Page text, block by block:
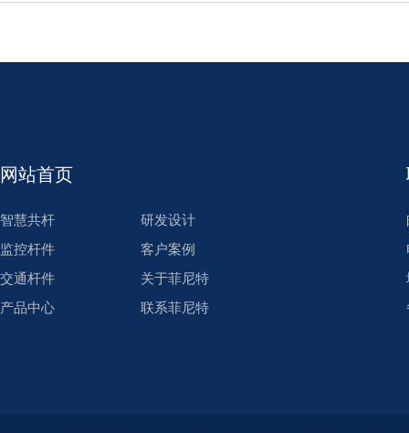
网站首页
智慧共杆
研发设计
监控杆件
客户案例
交通杆件
关于菲尼特
产品中心
联系菲尼特